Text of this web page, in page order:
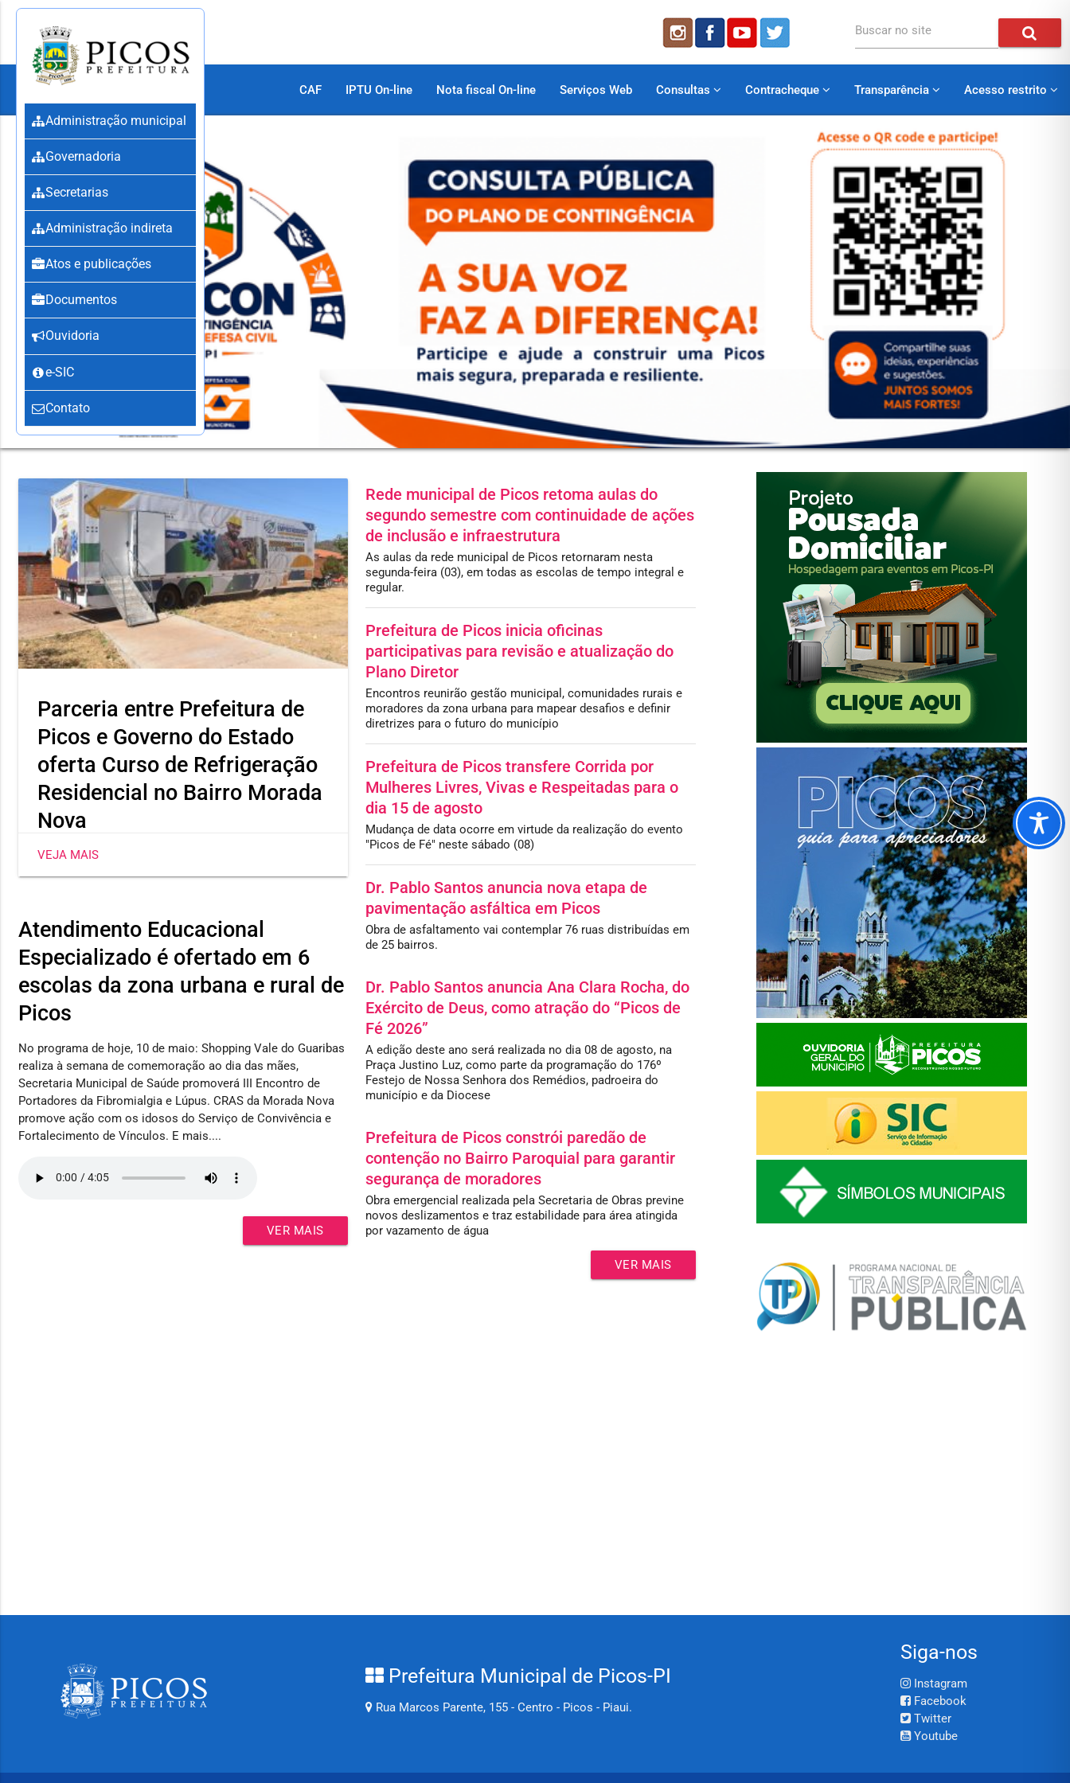
Administração municipal
Governadoria
Secretarias
Administração indireta
Atos e publicações
Documentos
Ouvidoria
e-SIC
Contato
Buscar no site
CAF IPTU On-line Nota fiscal On-line Serviços Web Consultas Contracheque Transparência Acesso restrito
Parceria entre Prefeitura de
Picos e Governo do Estado
oferta Curso de Refrigeração
Residencial no Bairro Morada
Nova
Capacitação promovida pela SEMTAS em parceria
VEJA MAIS
Atendimento Educacional
Especializado é ofertado em 6
escolas da zona urbana e rural de
Picos
No programa de hoje, 10 de maio: Shopping Vale do Guaribas
realiza à semana de comemoração ao dia das mães,
Secretaria Municipal de Saúde promoverá III Encontro de
Portadores da Fibromialgia e Lúpus. CRAS da Morada Nova
promove ação com os idosos do Serviço de Convivência e
Fortalecimento de Vínculos. E mais....
VER MAIS
Rede municipal de Picos retoma aulas do
segundo semestre com continuidade de ações
de inclusão e infraestrutura
As aulas da rede municipal de Picos retornaram nesta
segunda-feira (03), em todas as escolas de tempo integral e
regular.
Prefeitura de Picos inicia oficinas
participativas para revisão e atualização do
Plano Diretor
Encontros reunirão gestão municipal, comunidades rurais e
moradores da zona urbana para mapear desafios e definir
diretrizes para o futuro do município
Prefeitura de Picos transfere Corrida por
Mulheres Livres, Vivas e Respeitadas para o
dia 15 de agosto
Mudança de data ocorre em virtude da realização do evento
"Picos de Fé" neste sábado (08)
Dr. Pablo Santos anuncia nova etapa de
pavimentação asfáltica em Picos
Obra de asfaltamento vai contemplar 76 ruas distribuídas em
de 25 bairros.
Dr. Pablo Santos anuncia Ana Clara Rocha, do
Exército de Deus, como atração do “Picos de
Fé 2026”
A edição deste ano será realizada no dia 08 de agosto, na
Praça Justino Luz, como parte da programação do 176º
Festejo de Nossa Senhora dos Remédios, padroeira do
município e da Diocese
Prefeitura de Picos constrói paredão de
contenção no Bairro Paroquial para garantir
segurança de moradores
Obra emergencial realizada pela Secretaria de Obras previne
novos deslizamentos e traz estabilidade para área atingida
por vazamento de água
VER MAIS
Prefeitura Municipal de Picos-PI
Rua Marcos Parente, 155 - Centro - Picos - Piaui.
Siga-nos
Instagram
Facebook
Twitter
Youtube